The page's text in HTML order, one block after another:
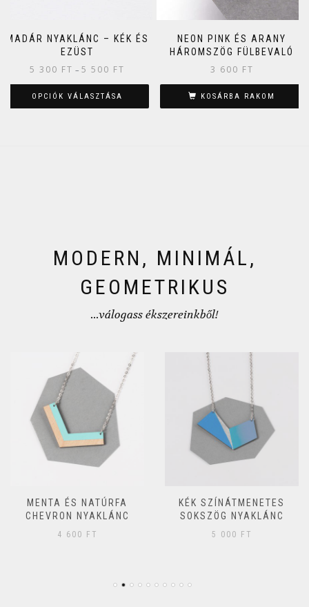
MADÁR NYAKLÁNC – KÉK ÉS
EZÜST
5 300 FT – 5 500 FT
OPCIÓK VÁLASZTÁSA
NEON PINK ÉS ARANY
HÁROMSZÖG FÜLBEVALÓ
3 600 FT
KOSÁRBA RAKOM
MODERN, MINIMÁL,
GEOMETRIKUS
...válogass ékszereinkből!
MENTA ÉS NATÚRFA
CHEVRON NYAKLÁNC
4 600 FT
KÉK SZÍNÁTMENETES
SOKSZÖG NYAKLÁNC
5 000 FT